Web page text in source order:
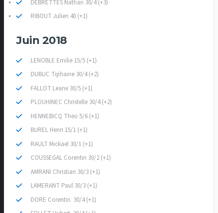
DEBRETTES Nathan 30/4 (+3)
RIBOUT Julien 40 (+1)
Juin 2018
LENOBLE Emilie 15/5 (+1)
DUBUC Tiphaine 30/4 (+2)
FALLOT Leane 30/5 (+1)
PLOUHINEC Christelle 30/4 (+2)
HENNEBICQ Theo 5/6 (+1)
BUREL Henri 15/1 (+1)
RAULT Mickael 30/1 (+1)
COUSSEGAL Corentin 30/2 (+1)
AMRANI Christian 30/3 (+1)
LAMERANT Paul 30/3 (+1)
DORE Corentin 30/4 (+1)